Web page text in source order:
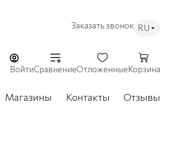
Заказать звонок RU
ВойтиСравнениеОтложенныеКорзина
Магазины Контакты Отзывы